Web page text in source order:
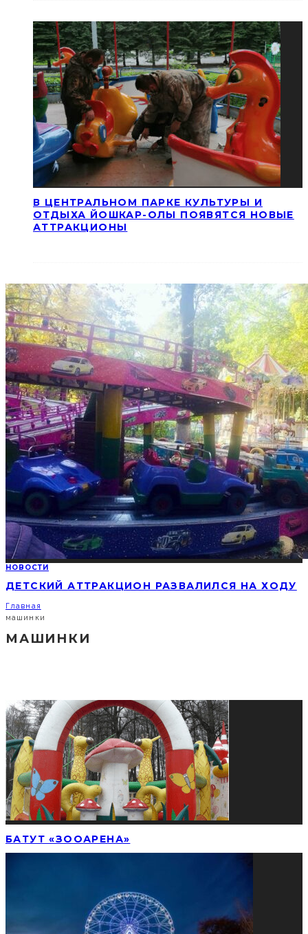
В ЦЕНТРАЛЬНОМ ПАРКЕ КУЛЬТУРЫ И
ОТДЫХА ЙОШКАР-ОЛЫ ПОЯВЯТСЯ НОВЫЕ
АТТРАКЦИОНЫ
НОВОСТИ
ДЕТСКИЙ АТТРАКЦИОН РАЗВАЛИЛСЯ НА ХОДУ
Главная
машинки
МАШИНКИ
БАТУТ «ЗООАРЕНА»